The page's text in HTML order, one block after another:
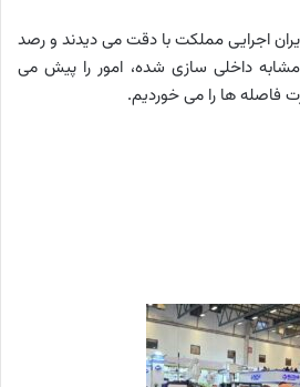
اجرایی مملکت با دقت می دیدند و رصد
داخلی سازی شده، امور را پیش می
فاصله ها را می خوردیم.